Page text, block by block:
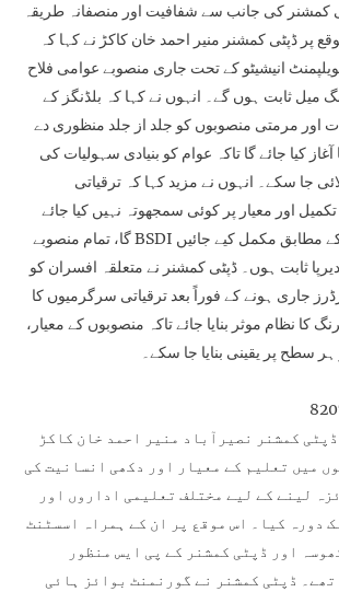
کمشنر کی جانب سے شفافیت اور منصفانہ طریقہ
پر ڈپٹی کمشنر منیر احمد خان کاکڑ نے کہا کہ
انیشیٹو کے تحت جاری منصوبے عوامی فلاح
میل ثابت ہوں گے۔ انہوں نے کہا کہ بلڈنگز کے
اور مرمتی منصوبوں کو جلد از جلد منظوری دے
کیا جائے گا تاکہ عوام کو بنیادی سہولیات کی
جا سکے۔ انہوں نے مزید کہا کہ ترقیاتی
اور معیار پر کوئی سمجھوتہ نہیں کیا جائے
گا، تمام منصوبے BSDI کے معیار اور ضوابط کے مطابق مکمل کیے جائیں
دیرپا ثابت ہوں۔ ڈپٹی کمشنر نے متعلقہ افسران کو
جاری ہونے کے فوراً بعد ترقیاتی سرگرمیوں کا
کا نظام موثر بنایا جائے تاکہ منصوبوں کے معیار،
سطح پر یقینی بنایا جا سکے۔
کمشنر نصیرآباد منیر احمد خان کاکڑ
میں تعلیم کے معیار اور دکھی انسانیت کی
لینے کے لیے مختلف تعلیمی اداروں اور
دورہ کیا۔ اس موقع پر ان کے ہمراہ اسسٹنٹ
اور ڈپٹی کمشنر کے پی ایس منظور
ڈپٹی کمشنر نے گورنمنٹ بوائز ہائی